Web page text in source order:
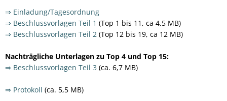
⇒ Einladung/Tagesordnung
⇒ Beschlussvorlagen Teil 1 (Top 1 bis 11, ca 4,5 MB)
⇒ Beschlussvorlagen Teil 2 (Top 12 bis 19, ca 12 MB)
Nachträgliche Unterlagen zu Top 4 und Top 15:
⇒ Beschlussvorlagen Teil 3 (ca. 6,7 MB)
⇒ Protokoll (ca. 5,5 MB)